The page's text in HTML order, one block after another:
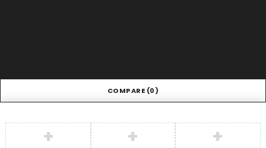
COMPARE (0)